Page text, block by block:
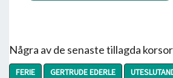
Några av de senaste tillagda
FERIE GERTRUDE EDERLE